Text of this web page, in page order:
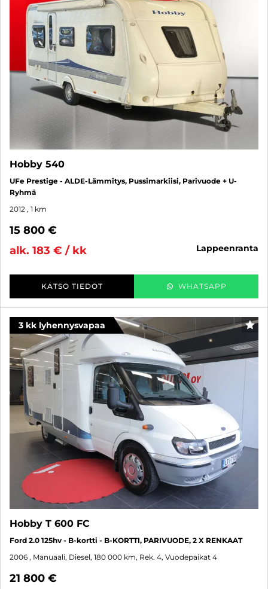
Hobby 540
UFe Prestige - ALDE-Lämmitys, Pussimarkiisi, Parivuode + U-
Ryhmä
2012 , 1 km
15 800 €
alk. 183 € / kk
lappeenranta
KATSO TIEDOT WHATSAPP
3 kk lyhennysvapaa
Hobby T 600 FC
Ford 2.0 125hv - B-kortti - B-KORTTI, PARIVUODE, 2 X RENKAAT
2006 , Manuaali, Diesel, 180 000 km, Rek. 4, Vuodepaikat 4
21 800 €